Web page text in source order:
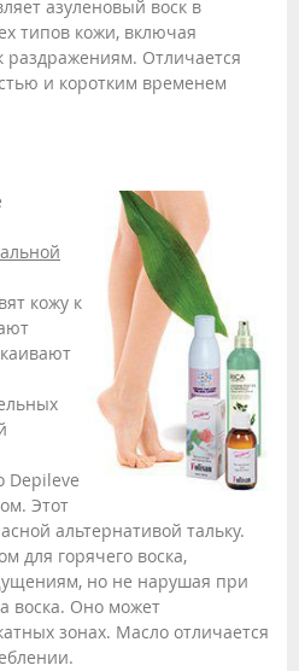
азуленовый воск в
типов кожи, включая
раздражениям. Отличается
и коротким временем
кожу к
Depileve
Этот
альтернативой тальку.
для горячего воска,
но не нарушая при
воска. Оно может
зонах. Масло отличается